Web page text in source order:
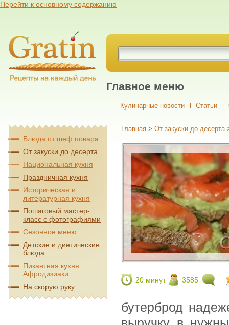
Перейти к основному содержанию
Главное меню
Кулинарные новости Cтатьи
Главная > От закуски до десерта
20 минут 3585
бутерброд
Блюда от шеф повара
От закуски до десерта
Национальная кухня
Праздничная кухня
Историческая и
литературная кухня
Пошаговый мастер-
класс с фотографиями
Сезонное меню
Детские и диетические
блюда
Пикантная кухня:
Афродизиаки
На скорую руку